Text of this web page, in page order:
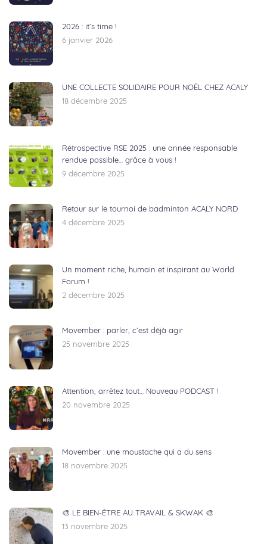
2026 : it’s time !
6 janvier 2026
UNE COLLECTE SOLIDAIRE POUR NOËL CHEZ ACALY
18 décembre 2025
Rétrospective RSE 2025 : une année responsable
rendue possible… grâce à vous !
9 décembre 2025
Retour sur le tournoi de badminton ACALY NORD
4 décembre 2025
Un moment riche, humain et inspirant au World
Forum !
2 décembre 2025
Movember : parler, c’est déjà agir
25 novembre 2025
Attention, arrêtez tout… Nouveau PODCAST !
20 novembre 2025
Movember : une moustache qui a du sens
18 novembre 2025
🎨 LE BIEN-ÊTRE AU TRAVAIL & SKWAK 🎨
13 novembre 2025